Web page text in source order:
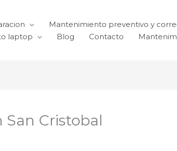
Mantenimiento preventivo y
laptop
Blog Contacto
Cristobal